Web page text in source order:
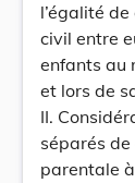
l’égalité
civil entre
enfants au
et lors de
II.
séparés de
parentale